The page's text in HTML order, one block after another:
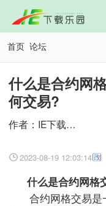
首页 论坛
什么是合约网
何交易?
作者：IE下载乐园
2023-08-19 12:03:14
什么是合约网格
合约网格交易是